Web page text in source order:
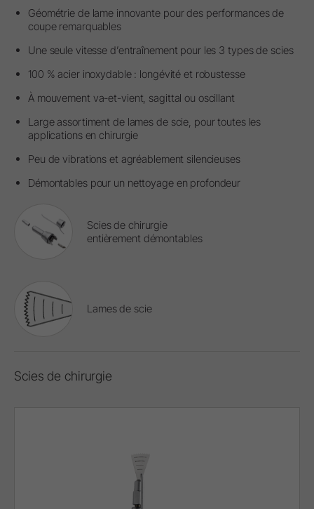
Géométrie de lame innovante pour des performances de
coupe remarquables
Une seule vitesse d’entraînement pour les 3 types de scies
100 % acier inoxydable : longévité et robustesse
À mouvement va-et-vient, sagittal ou oscillant
Large assortiment de lames de scie, pour toutes les
applications en chirurgie
Peu de vibrations et agréablement silencieuses
Démontables pour un nettoyage en profondeur
Scies de chirurgie
entièrement démontables
Lames de scie
Scies de chirurgie